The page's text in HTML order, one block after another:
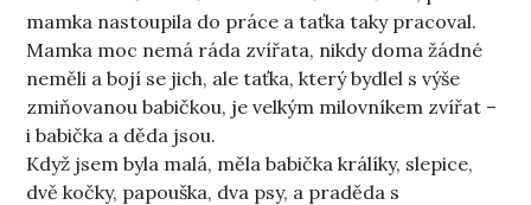
mamka nastoupila do práce a taťka taky pracoval.
Mamka moc nemá ráda zvířata, nikdy doma žádné
neměli a bojí se jich, ale taťka, který bydlel s výše
zmiňovanou babičkou, je velkým milovníkem zvířat –
i babička a děda jsou.
Když jsem byla malá, měla babička králíky, slepice,
dvě kočky, papouška, dva psy, a praděda s